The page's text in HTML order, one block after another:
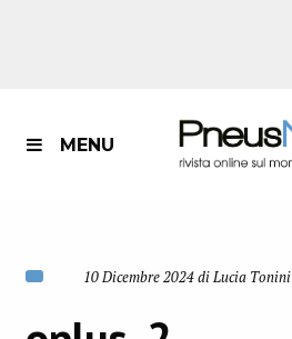
MENU
10 Dicembre 2024 di Lucia Tonini